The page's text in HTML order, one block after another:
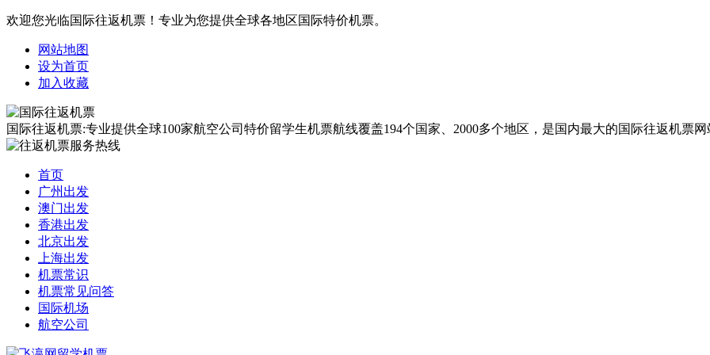
欢迎您光临国际往返机票！专业为您提供全球各地区国际特价机票。
网站地图
设为首页
加入收藏
国际往返机票:专业提供全球100家航空公司特价留学生机票航线覆盖194个国家、2000多个地区，是国内最大的国际往返机票网
首页
广州出发
澳门出发
香港出发
北京出发
上海出发
机票常识
机票常见问答
国际机场
航空公司